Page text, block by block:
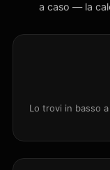
a caso — la
Lo trovi in basso